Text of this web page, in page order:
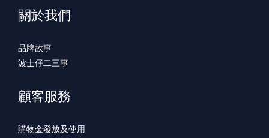
關於我們
品牌故事
波士仔二三事
顧客服務
購物金發放及使用